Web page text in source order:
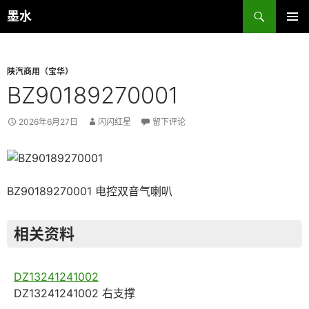
跳
至
墨水
搜
索
陕汽商用（宝华）
BZ90189270001
2026年6月27日 闪闪红星 留下评论
BZ90189270001 电控双音气喇叭
相关资料
DZ13241241002
DZ13241241002 右支撑